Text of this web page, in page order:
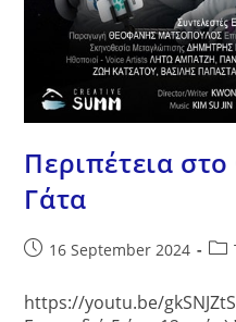
Περιπέτεια
Γάτα
Post16 September 2024
https://youtu.be/